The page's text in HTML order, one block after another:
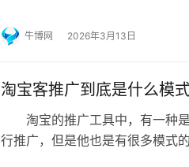
商家发布商品及信息的行为，维
法规及《淘宝特价版商家服务协
牛博网 2026年3月13日
淘宝客推广到底是什么模
淘宝的推广工具中，有一种是
行推广，但是他也是有很多模式